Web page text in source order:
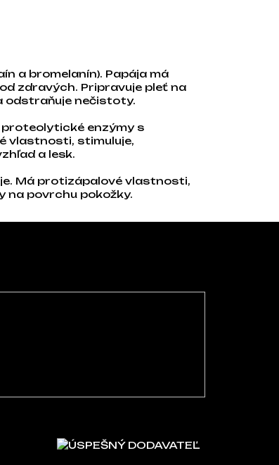
a bromelanín). Papája má
zdravých. Pripravuje pleť na
odstraňuje nečistoty.
proteolytické enzýmy s
vlastnosti, stimuluje,
a lesk.
Má protizápalové vlastnosti,
na povrchu pokožky.
ÚSPEŠNÝ DODAVATEĽ